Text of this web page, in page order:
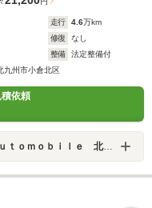
走行 4.6万km
修復
なし
整備
法定整備付
九州市小倉北区
依頼
ｏｍｏｂｉｌｅ 北九州